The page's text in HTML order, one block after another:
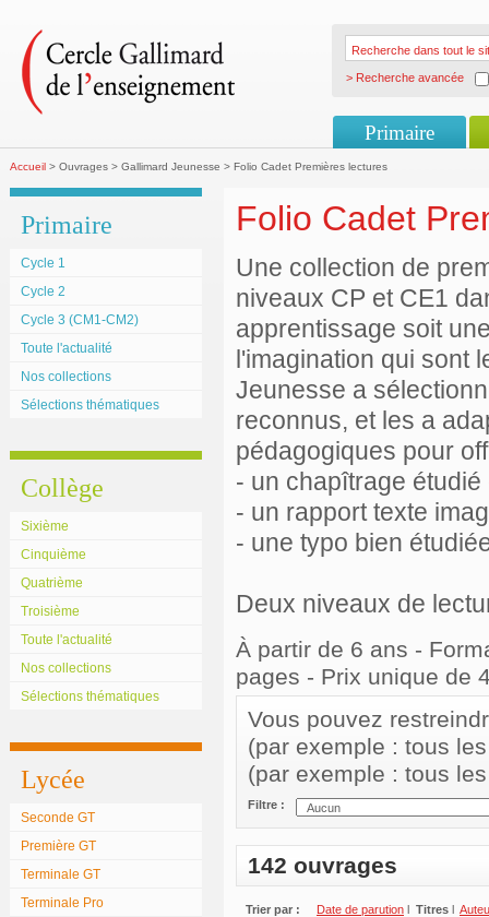
> Recherche avancée
Primaire
Accueil > Ouvrages > Gallimard Jeunesse > Folio Cadet Premières lectures
Primaire
Cycle 1
Cycle 2
Cycle 3 (CM1-CM2)
Toute l'actualité
Nos collections
Sélections thématiques
Collège
Sixième
Cinquième
Quatrième
Troisième
Toute l'actualité
Nos collections
Sélections thématiques
Lycée
Seconde GT
Première GT
Terminale GT
Terminale Pro
Folio Cadet
Une collection de
niveaux CP et CE1
apprentissage soit
l'imagination qui sont
Jeunesse a
reconnus, et les a
pédagogiques pour
- un chapîtrage
- un rapport texte
- une typo bien
Deux niveaux de
À partir de 6 ans -
pages - Prix unique de
Vous pouvez
(par exemple : tous
(par exemple : tous
Filtre :
142 ouvrages
Trier par : Date de parution l Titres l